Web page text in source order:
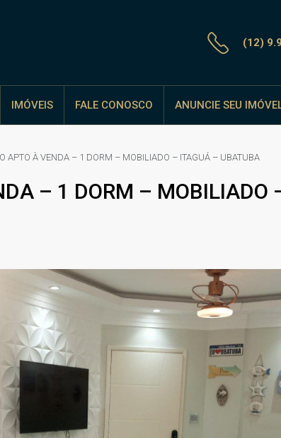
(12)
IMÓVEIS FALE CONOSCO ANUNCIE SEU
APTO À VENDA – 1 DORM – MOBILIADO – ITAGUÁ – UBATUBA
– 1 DORM – MOBILIADO